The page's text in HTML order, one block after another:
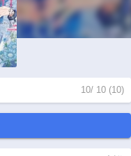
10/ 10 (10)